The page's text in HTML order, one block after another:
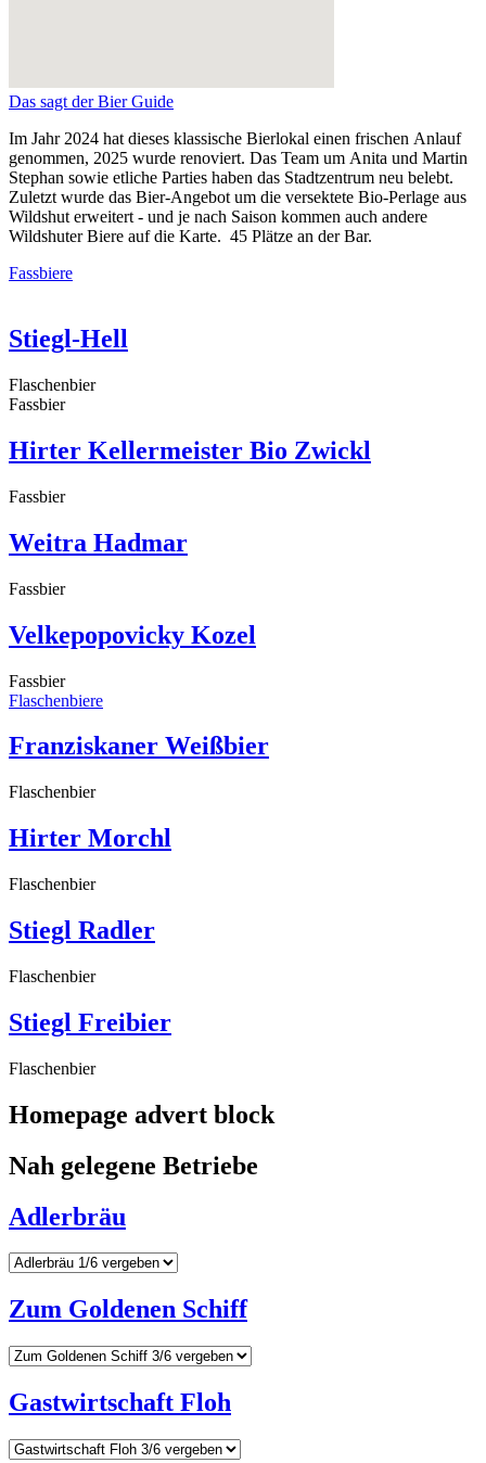
Das sagt der Bier Guide
Im Jahr 2024 hat dieses klassische Bierlokal einen frischen Anlauf
genommen, 2025 wurde renoviert. Das Team um Anita und Martin
Stephan sowie etliche Parties haben das Stadtzentrum neu belebt.
Zuletzt wurde das Bier-Angebot um die versektete Bio-Perlage aus
Wildshut erweitert - und je nach Saison kommen auch andere
Wildshuter Biere auf die Karte. 45 Plätze an der Bar.
Fassbiere
Stiegl-Hell
Flaschenbier
Fassbier
Hirter Kellermeister Bio Zwickl
Fassbier
Weitra Hadmar
Fassbier
Velkepopovicky Kozel
Fassbier
Flaschenbiere
Franziskaner Weißbier
Flaschenbier
Hirter Morchl
Flaschenbier
Stiegl Radler
Flaschenbier
Stiegl Freibier
Flaschenbier
Homepage advert block
Nah gelegene Betriebe
Adlerbräu
Zum Goldenen Schiff
Gastwirtschaft Floh